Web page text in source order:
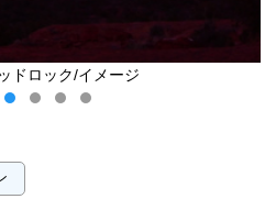
ドロック/イメージ